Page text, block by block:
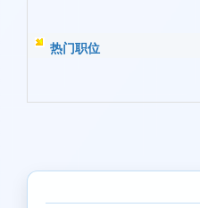
热门职位